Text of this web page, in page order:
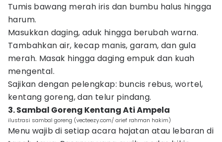
Tumis bawang merah iris dan bumbu halus hingga
harum.
Masukkan daging, aduk hingga berubah warna.
Tambahkan air, kecap manis, garam, dan gula
merah. Masak hingga daging empuk dan kuah
mengental.
Sajikan dengan pelengkap: buncis rebus, wortel,
kentang goreng, dan telur pindang.
3. Sambal Goreng Kentang Ati Ampela
ilustrasi sambal goreng (vecteezy.com/ arief rahman hakim)
Menu wajib di setiap acara hajatan atau lebaran di